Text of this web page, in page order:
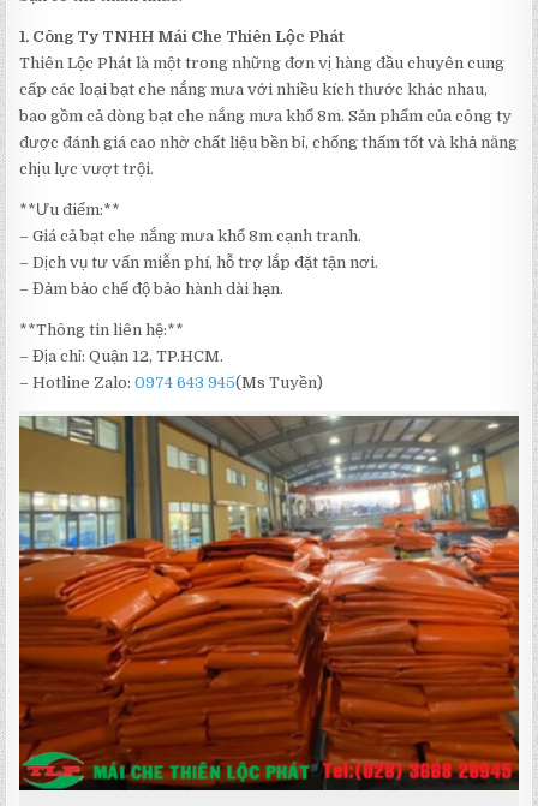
1. Công Ty TNHH Mái Che Thiên Lộc Phát
Thiên Lộc Phát là một trong những đơn vị hàng đầu chuyên cung
cấp các loại bạt che nắng mưa với nhiều kích thước khác nhau,
bao gồm cả dòng bạt che nắng mưa khổ 8m. Sản phẩm của công ty
được đánh giá cao nhờ chất liệu bền bỉ, chống thấm tốt và khả năng
chịu lực vượt trội.
**Ưu điểm:**
– Giá cả bạt che nắng mưa khổ 8m cạnh tranh.
– Dịch vụ tư vấn miễn phí, hỗ trợ lắp đặt tận nơi.
– Đảm bảo chế độ bảo hành dài hạn.
**Thông tin liên hệ:**
– Địa chỉ: Quận 12, TP.HCM.
– Hotline Zalo:0974 643 945(Ms Tuyền)